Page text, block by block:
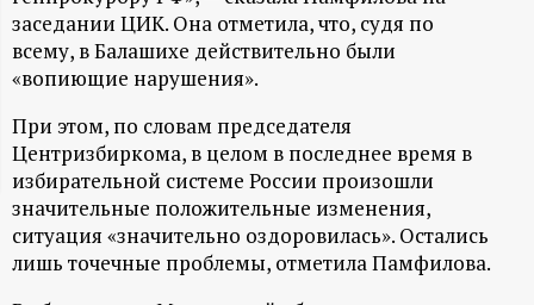
р
а
ц
и
заседании ЦИК. Она отметила, что, судя по
всему, в Балашихе действительно были
«вопиющие нарушения».
При этом, по словам председателя
Центризбиркома, в целом в последнее время в
избирательной системе России произошли
значительные положительные изменения,
ситуация «значительно оздоровилась». Остались
лишь точечные проблемы, отметила Памфилова.